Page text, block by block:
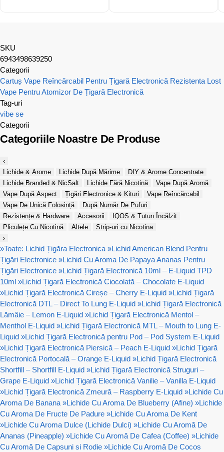
SKU
6943498639250
Categorii
Cartuș Vape Reîncărcabil Pentru Țigară Electronică Rezistenta Lost
Vape Pentru Atomizor De Țigară Electronică
Tag-uri
vibe se
Categorii
Categoriile Noastre De Produse
‹
Lichide & Arome
Lichide După Mărime
DIY & Arome Concentrate
Lichide Branded & NicSalt
Lichide Fără Nicotină
Vape După Aromă
Vape După Aspect
Țigări Electronice & Kituri
Vape Reîncărcabil
Vape De Unică Folosință
După Număr De Pufuri
Rezistențe & Hardware
Accesorii
IQOS & Tutun Încălzit
Pliculețe Cu Nicotină
Altele
Strip-uri cu Nicotina
›
»Toate: Lichid Țigăra Electronica »Lichid American Blend Pentru
Țigări Electronice »Lichid Cu Aroma De Papaya Ananas Pentru
Țigări Electronice »Lichid Țigară Electronică 10ml – E-Liquid TPD
10ml »Lichid Țigară Electronică Ciocolată – Chocolate E-Liquid
»Lichid Țigară Electronică Cireșe – Cherry E-Liquid »Lichid Țigară
Electronică DTL – Direct To Lung E-Liquid »Lichid Țigară Electronică
Lămâie – Lemon E-Liquid »Lichid Țigară Electronică Mentol –
Menthol E-Liquid »Lichid Țigară Electronică MTL – Mouth to Lung E-
Liquid »Lichid Țigară Electronică pentru Pod – Pod System E-Liquid
»Lichid Țigară Electronică Piersică – Peach E-Liquid »Lichid Țigară
Electronică Portocală – Orange E-Liquid »Lichid Țigară Electronică
Shortfill – Shortfill E-Liquid »Lichid Țigară Electronică Struguri –
Grape E-Liquid »Lichid Țigară Electronică Vanilie – Vanilla E-Liquid
»Lichid Țigară Electronică Zmeură – Raspberry E-Liquid »Lichide Cu
Aroma De Banana »Lichide Cu Aroma De Blueberry (Afine) »Lichide
Cu Aroma De Fructe De Padure »Lichide Cu Aroma De Kent
»Lichide Cu Aroma Dulce (Lichide Dulci) »Lichide Cu Aromă De
Ananas (Pineapple) »Lichide Cu Aromă De Cafea (Coffee) »Lichide
Cu Aromă De Capsuni si Rodie »Lichide Cu Aromă De Cocos